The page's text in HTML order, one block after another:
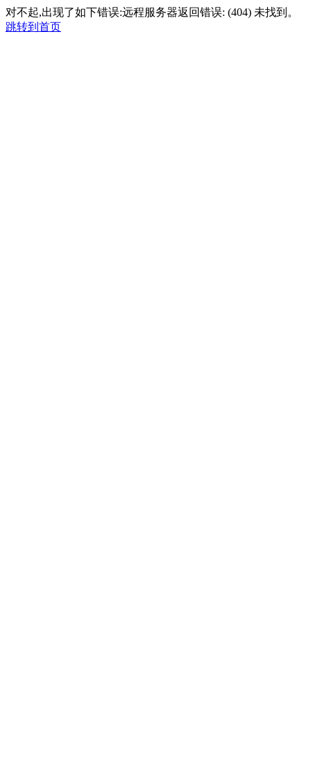
对不起,出现了如下错误:远程服务器返回错误: (404) 未找到。
跳转到首页